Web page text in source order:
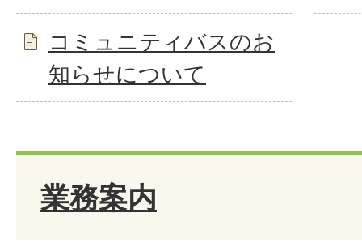
コミュニティバスのお
知らせについて
業務案内